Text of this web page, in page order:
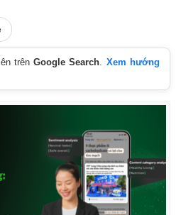
trênGoogle Search. Xem hướng